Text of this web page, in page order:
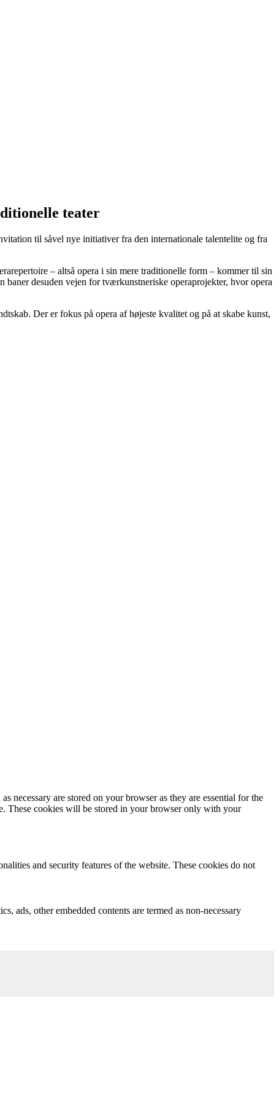
teater
til såvel nye initiativer fra den internationale talentelite og fra
– altså opera i sin mere traditionelle form – kommer til sin
desuden vejen for tværkunstneriske operaprojekter, hvor opera
Der er fokus på opera af højeste kvalitet og på at skabe kunst,
necessary are stored on your browser as they are essential for the
These cookies will be stored in your browser only with your
and security features of the website. These cookies do not
ads, other embedded contents are termed as non-necessary